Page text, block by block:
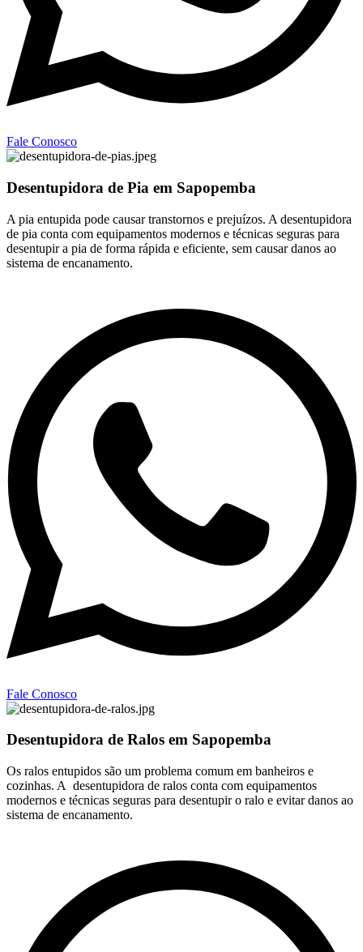
Fale Conosco
Desentupidora de Pia em Sapopemba
A pia entupida pode causar transtornos e prejuízos. A desentupidora
de pia conta com equipamentos modernos e técnicas seguras para
desentupir a pia de forma rápida e eficiente, sem causar danos ao
sistema de encanamento.
Fale Conosco
Desentupidora de Ralos em Sapopemba
Os ralos entupidos são um problema comum em banheiros e
cozinhas. A desentupidora de ralos conta com equipamentos
modernos e técnicas seguras para desentupir o ralo e evitar danos ao
sistema de encanamento.